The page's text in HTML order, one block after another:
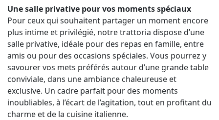
Une salle privative pour vos moments spéciaux
Pour ceux qui souhaitent partager un moment encore
plus intime et privilégié, notre trattoria dispose d’une
salle privative, idéale pour des repas en famille, entre
amis ou pour des occasions spéciales. Vous pourrez y
savourer vos mets préférés autour d’une grande table
conviviale, dans une ambiance chaleureuse et
exclusive. Un cadre parfait pour des moments
inoubliables, à l’écart de l’agitation, tout en profitant du
charme et de la cuisine italienne.